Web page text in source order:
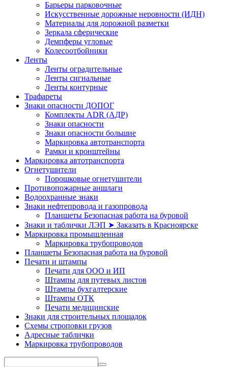
Барьеры парковочные
Искусственные дорожные неровности (ИДН)
Материалы для дорожной разметки
Зеркала сферические
Демпферы угловые
Колесоотбойники
Ленты
Ленты оградительные
Ленты сигнальные
Ленты контурные
Трафареты
Знаки опасности ДОПОГ
Комплекты ADR (АДР)
Знаки опасности
Знаки опасности большие
Маркировка автотранспорта
Рамки и кронштейны
Маркировка автотранспорта
Огнетушители
Порошковые огнетушители
Противопожарные аншлаги
Водоохранные знаки
Знаки нефтепровода и газопровода
Планшеты Безопасная работа на буровой
Знаки и таблички ЛЭП ➤ Заказать в Красноярске
Маркировка промышленная
Маркировка трубопроводов
Планшеты Безопасная работа на буровой
Печати и штампы
Печати для ООО и ИП
Штампы для путевых листов
Штампы бухгалтерские
Штампы ОТК
Печати медицинские
Знаки для строительных площадок
Схемы строповки грузов
Адресные таблички
Маркировка трубопроводов